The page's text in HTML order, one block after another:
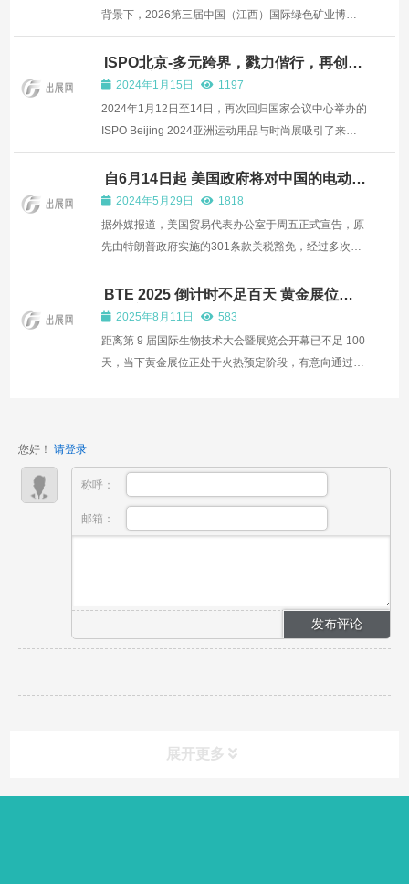
背景下，2026第三届中国（江西）国际绿色矿业博览
会筹备进展顺利，成效显著。本届博览会定于3月28日
至30日在南昌绿地国际博览中心隆重举办，距开幕仅余
月余，企业参展意愿高涨，招展工作已步入最后倒计
时。目前核心...
ISPO北京-多元跨界，戮力偕行，再创运
动生活方式新纪元
2024年1月15日
1197
2024年1月12日至14日，再次回归国家会议中心举办的
ISPO Beijing 2024亚洲运动用品与时尚展吸引了来自
近500家参展商的700余个国内外品牌，品牌数较2023
年增长超100%，迎来超三万名行业观众和运动爱好
者。 展会涵盖冬季运动、户外运动、露营生活、城市运
动、极限运动、...
自6月14日起 美国政府将对中国的电动自
行车等一系列产品额外征收25%的关税
2024年5月29日
1818
据外媒报道，美国贸易代表办公室于周五正式宣告，原
先由特朗普政府实施的301条款关税豁免，经过多次延
期后，最终将于2024年5月31日到期。自2024年6月14
日起，美国将针对源自中国的电动自行车、青少年自行
车以及一系列其他自行车产品加征高达25%的额外关
税。 在此期间...
BTE 2025 倒计时不足百天 黄金展位火
热预定中
2025年8月11日
583
距离第 9 届国际生物技术大会暨展览会开幕已不足 100
天，当下黄金展位正处于火热预定阶段，有意向通过展
会洽谈合作的企业，需抓紧时间锁定优质席位！ 作为粤
您好！ 请登录
称呼：
邮箱：
展开更多